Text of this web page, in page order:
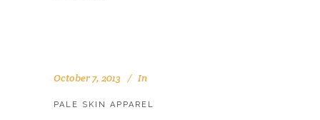
October 7, 2013 In
PALE SKIN APPAREL